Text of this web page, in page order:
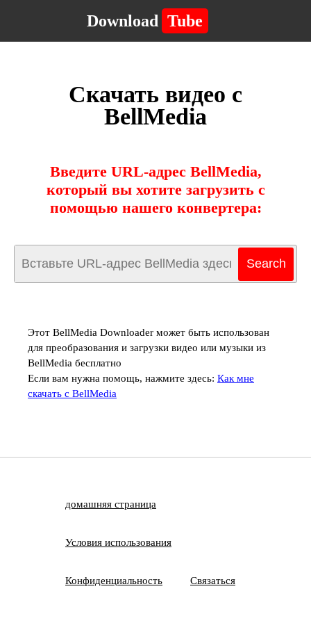
Download Tube
Скачать видео с
BellMedia
Введите URL-адрес BellMedia,
который вы хотите загрузить с
помощью нашего конвертера:
Этот BellMedia Downloader может быть использован
для преобразования и загрузки видео или музыки из
BellMedia бесплатно
Если вам нужна помощь, нажмите здесь: Как мне
скачать с BellMedia
домашняя страница
Условия использования
Конфиденциальность Связаться